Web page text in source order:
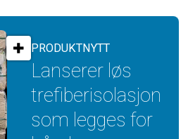
PRODUKTNYTT
Lanserer løs
trefiber­isolasjon
som legges for